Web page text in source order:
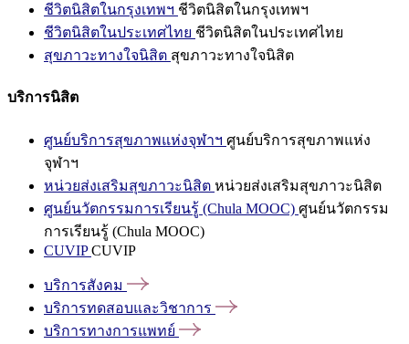
ชีวิตนิสิตในกรุงเทพฯ ชีวิตนิสิตในกรุงเทพฯ
ชีวิตนิสิตในประเทศไทย ชีวิตนิสิตในประเทศไทย
สุขภาวะทางใจนิสิต สุขภาวะทางใจนิสิต
บริการนิสิต
ศูนย์บริการสุขภาพแห่งจุฬาฯ ศูนย์บริการสุขภาพแห่ง
จุฬาฯ
หน่วยส่งเสริมสุขภาวะนิสิต หน่วยส่งเสริมสุขภาวะนิสิต
ศูนย์นวัตกรรมการเรียนรู้ (Chula MOOC) ศูนย์นวัตกรรม
การเรียนรู้ (Chula MOOC)
CUVIPCUVIP
บริการสังคม
บริการทดสอบและวิชาการ
บริการทางการแพทย์